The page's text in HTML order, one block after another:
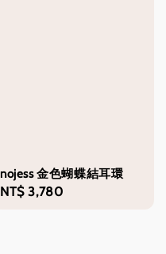
nojess 金色蝴蝶結耳環
Regular
NT$ 3,780